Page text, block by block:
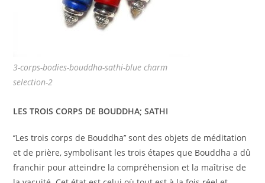
3-corps-bodies-bouddha-sathi-blue charm
selection-2
LES TROIS CORPS DE BOUDDHA; SATHI
‘’Les trois corps de Bouddha’’ sont des objets de méditation
et de prière, symbolisant les trois étapes que Bouddha a dû
franchir pour atteindre la compréhension et la maîtrise de